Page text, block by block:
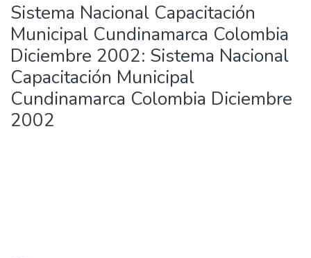
Sistema Nacional Capacitación
Municipal Cundinamarca Colombia
Diciembre 2002: Sistema Nacional
Capacitación Municipal
Cundinamarca Colombia Diciembre
2002